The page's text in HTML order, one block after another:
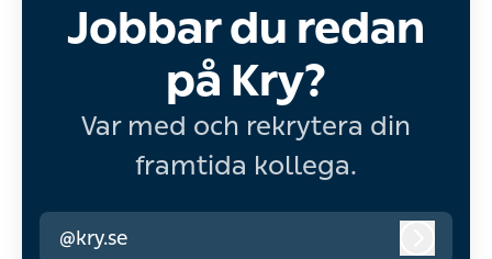
Jobbar du redan
på Kry?
Var med och rekrytera din
framtida kollega.
@kry.se